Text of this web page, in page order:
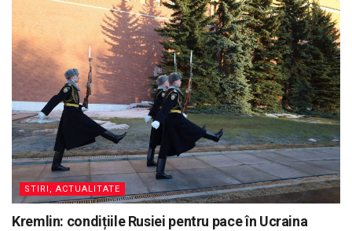
STIRI, ACTUALITATE
Kremlin: condițiile Rusiei pentru pace în Ucraina